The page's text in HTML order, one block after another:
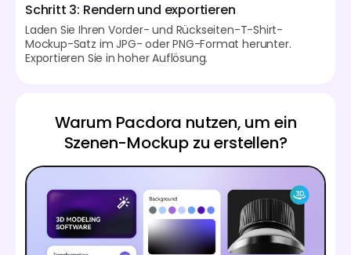
Schritt 3: Rendern und exportieren
Laden Sie Ihren Vorder- und Rückseiten-T-Shirt-
Mockup-Satz im JPG- oder PNG-Format herunter.
Exportieren Sie in hoher Auflösung.
Warum Pacdora nutzen, um ein
Szenen-Mockup zu erstellen?